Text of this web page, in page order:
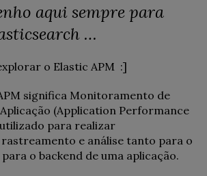
aqui sempre para
…
o Elastic APM :]
significa Monitoramento de
(Application Performance
para realizar
e análise tanto para o
o backend de uma aplicação.